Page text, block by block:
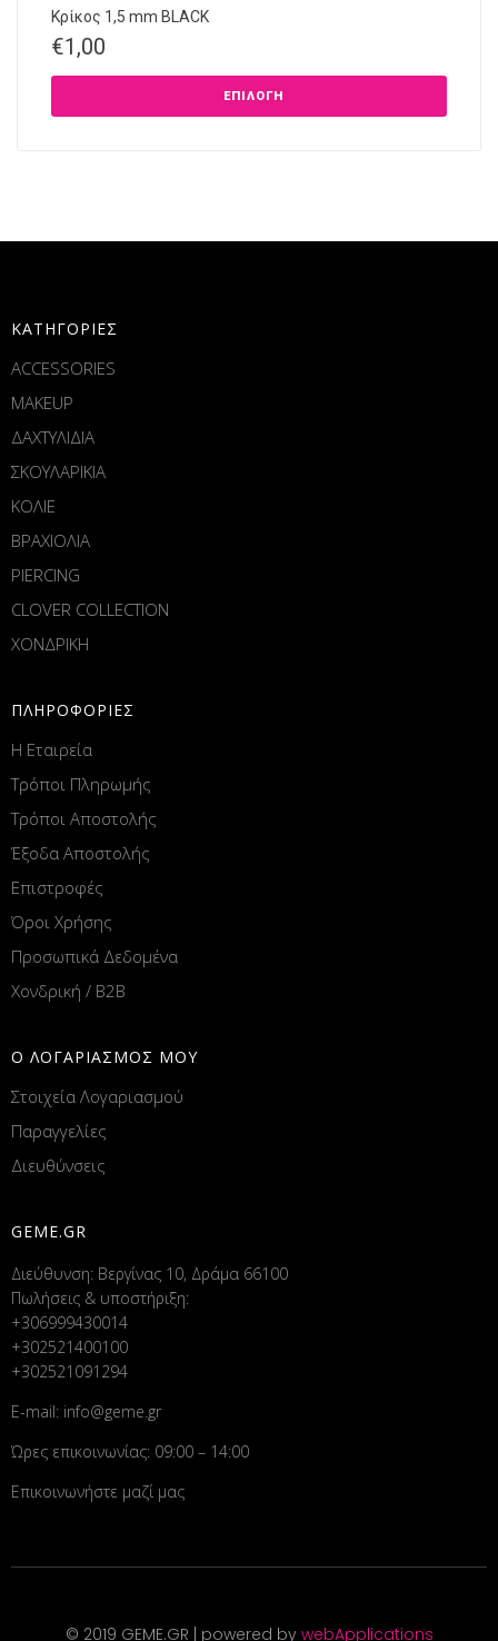
Κρίκος 1,5 mm BLACK
€1,00
ΕΠΙΛΟΓΉ
ΚΑΤΗΓΟΡΙΕΣ
ACCESSORIES
MAKEUP
ΔΑΧΤΥΛΙΔΙΑ
ΣΚΟΥΛΑΡΙΚΙΑ
ΚΟΛΙΕ
ΒΡΑΧΙΟΛΙΑ
PIERCING
CLOVER COLLECTION
ΧΟΝΔΡΙΚΗ
ΠΛΗΡΟΦΟΡΙΕΣ
Η Εταιρεία
Τρόποι Πληρωμής
Τρόποι Αποστολής
Έξοδα Αποστολής
Επιστροφές
Όροι Χρήσης
Προσωπικά Δεδομένα
Χονδρική / B2B
Ο ΛΟΓΑΡΙΑΣΜΟΣ ΜΟΥ
Στοιχεία Λογαριασμού
Παραγγελίες
Διευθύνσεις
GEME.GR
Διεύθυνση: Βεργίνας 10, Δράμα 66100
Πωλήσεις & υποστήριξη:
+306999430014
+302521400100
+302521091294
E-mail: info@geme.gr
Ώρες επικοινωνίας: 09:00 – 14:00
Επικοινωνήστε μαζί μας
© 2019 GEME.GR | powered by webApplications